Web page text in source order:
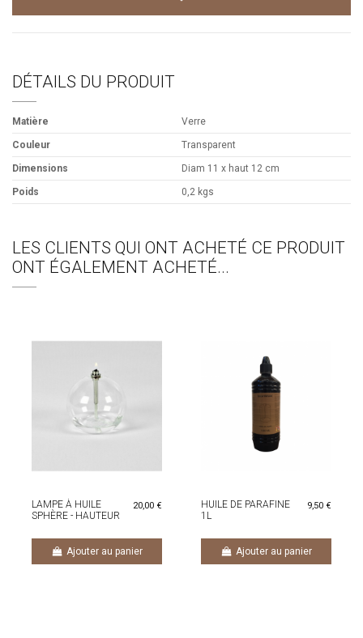
DÉTAILS DU PRODUIT
Matière Verre
Couleur Transparent
Dimensions Diam 11 x haut 12 cm
Poids 0,2 kgs
LES CLIENTS QUI ONT ACHETÉ CE PRODUIT
ONT ÉGALEMENT ACHETÉ...
LAMPE À HUILE
SPHÈRE - HAUTEUR
20,00 €
Ajouter au panier
HUILE DE PARAFINE
1L
9,50 €
Ajouter au panier